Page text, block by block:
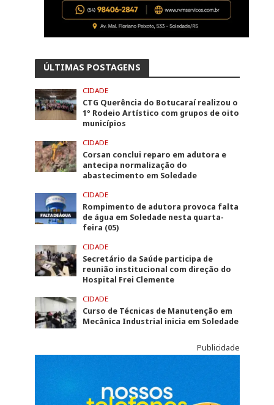
ÚLTIMAS POSTAGENS
CIDADE
CTG Querência do Botucaraí realizou o
1º Rodeio Artístico com grupos de oito
municípios
CIDADE
Corsan conclui reparo em adutora e
antecipa normalização do
abastecimento em Soledade
CIDADE
Rompimento de adutora provoca falta
de água em Soledade nesta quarta-
feira (05)
CIDADE
Secretário da Saúde participa de
reunião institucional com direção do
Hospital Frei Clemente
CIDADE
Curso de Técnicas de Manutenção em
Mecânica Industrial inicia em Soledade
Publicidade